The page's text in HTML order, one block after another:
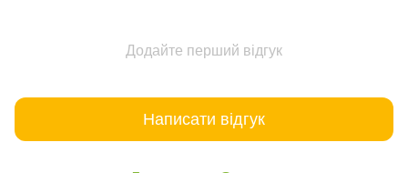
Додайте перший відгук
Написати відгук